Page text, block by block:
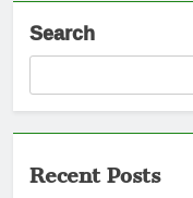
Search
Recent Posts